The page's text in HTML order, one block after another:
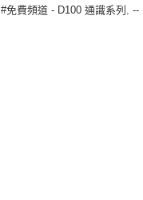
#免費頻道 - D100 通識系列 , --